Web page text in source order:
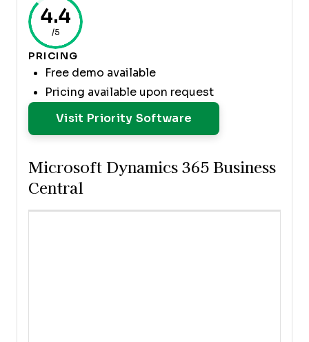
4.4
/5
PRICING
Free demo available
Pricing available upon request
Visit Priority Software
Microsoft Dynamics 365 Business
Central